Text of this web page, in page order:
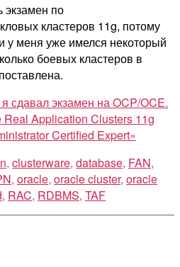
экзамен по
кластеров 11g, потому
у меня уже имелся некоторый
боевых кластеров в
я сдавал экзамен на OCP/OCE.
Application Clusters 11g
Certified Expert»
, clusterware, database, FAN,
, oracle, oracle cluster, oracle
, RAC, RDBMS, TAF